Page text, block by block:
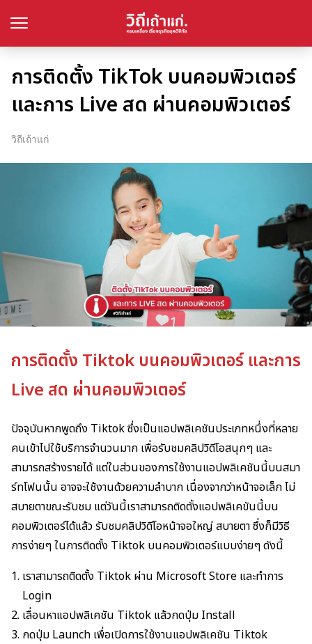
การติดตั้ง TikTok บนคอมพิวเตอร์
และการ Live สด ผ่านคอมพิวเตอร์
วิถีเถ้าแก่
การติดตั้ง Tiktok บนคอมพิวเตอร์ และการ
Live สด ผ่านคอมพิวเตอร์
ปัจจุบันหากพูดถึง Tiktok ซึ่งเป็นแอปพลิเคชันประเภทหนึ่งที่หลาย
คนเข้าไปใช้บริการจำนวนมาก เพื่อรับชมคลิปวิดีโอสนุกๆ และ
สามารถสร้างรายได้ แต่ในส่วนของการใช้งานแอปพลิเคชันนี้บนสมา
ร์ทโฟนนั้น อาจจะใช้งานด้วยความลำบาก เนื่องจากว่าหน้าจอเล็ก ไม่
สบายตาขณะรับชม แต่วันนี้เราสามารถติดตั้งแอปพลิเคขันนี้บน
คอมพิวเตอร์ได้แล้ว รับชมคลิปวิดีโอหน้าจอใหญ่ สบายตา ซึ่งก็มีวิธี
การง่ายๆ ในการติดตั้ง Tiktok บนคอมพิวเตอร์แบบง่ายๆ ดังนี้
เราสามารถติดตั้ง Tiktok ผ่าน Microsoft Store และทำการ
Login
เลื่อนหาแอปพลิเคชัน Tiktok แล้วกดปุ่ม Install
กดปุ่ม Launch เพื่อเปิดการใช้งานแอปพลิเคชัน Tiktok